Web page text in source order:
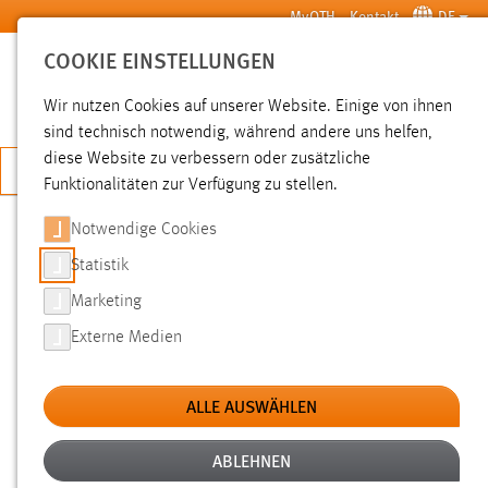
Zum Hauptinhalt springen MyOTH Kontakt DE
SUCHE
JETZT BEWERBEN
Hochschule Aktuelles News der OTH Amberg-Weiden
GASTVORTRAG ALEXEY
RYAKHOVSKIY: MHD CONTROL IN
HYPERSONIC FLIGHT
15.05.2017
Im Wintersemester 2016/17 hielt der
COOKIE EINSTELLUNGEN
Wir nutzen Cookies auf unserer Website. Einige von ihnen
sind technisch notwendig, während andere uns helfen,
diese Website zu verbessern oder zusätzliche
Funktionalitäten zur Verfügung zu stellen.
Notwendige Cookies
Statistik
Marketing
Externe Medien
ALLE AUSWÄHLEN
ABLEHNEN